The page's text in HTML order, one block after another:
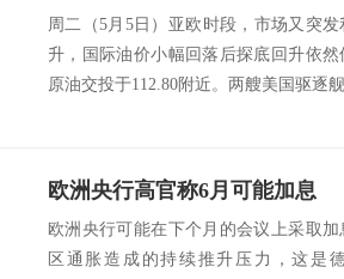
周二（5月5日）亚欧时段，市场又突
升，国际油价小幅回落后探底回升依
原油交投于112.80附近。两艘美国驱逐
欧洲央行高官称6月可能加息
欧洲央行可能在下个月的会议上采取
区通胀造成的持续推升压力，这是